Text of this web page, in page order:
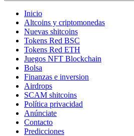
Inicio
Altcoins y criptomonedas
Nuevas shitcoins
Tokens Red BSC
Tokens Red ETH
Juegos NFT Blockchain
Bolsa
Finanzas e inversion
Airdrops
SCAM shitcoins
Política privacidad
Anúnciate
Contacto
Predicciones